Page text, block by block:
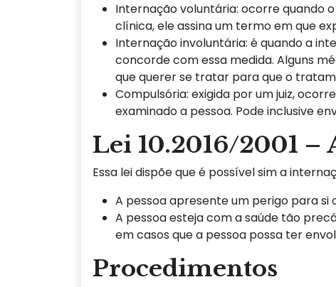
Internação voluntária: ocorre quando
clínica, ele assina um termo em que
Internação involuntária: é quando a
concorde com essa medida. Alguns
que querer se tratar para que o
Compulsória: exigida por um juiz,
examinado a pessoa. Pode inclusive
Lei 10.2016/2001
Essa lei dispõe que é possível sim a
A pessoa apresente um perigo para si
A pessoa esteja com a saúde tão
em casos que a pessoa possa ter
Procedimentos